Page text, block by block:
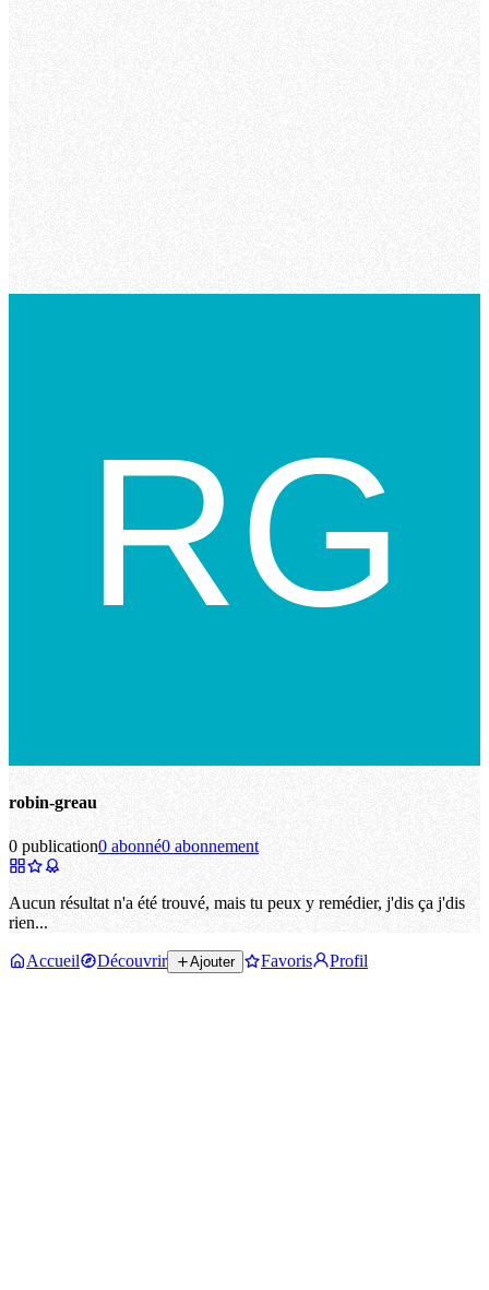
robin-greau
0 publication0 abonné0 abonnement
Aucun résultat n'a été trouvé, mais tu peux y remédier, j'dis ça j'dis
rien...
Accueil Découvrir Ajouter Favoris Profil